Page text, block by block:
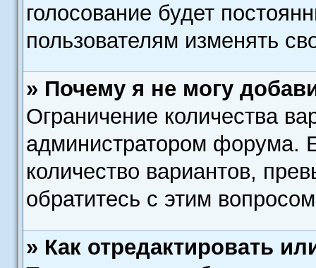
голосование будет
пользователям изменять
» Почему я не могу
Ограничение количества
администратором форума.
количество вариантов,
обратитесь с этим
» Как отредактировать